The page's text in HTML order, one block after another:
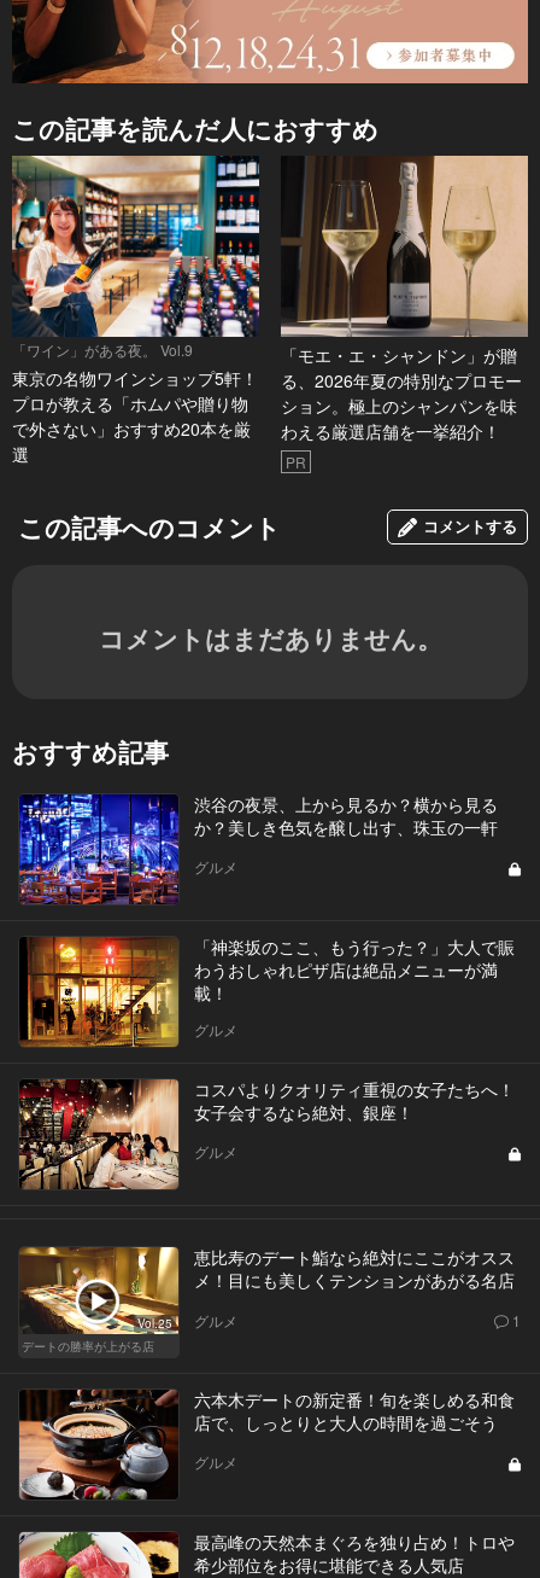
この記事を読んだ人におすすめ
「ワイン」がある夜。 Vol.9
東京の名物ワインショップ5軒！
プロが教える「ホムパや贈り物
で外さない」おすすめ20本を厳
選
「モエ・エ・シャンドン」が贈
る、2026年夏の特別なプロモー
ション。極上のシャンパンを味
わえる厳選店舗を一挙紹介！
PR
この記事へのコメント コメントする
コメントはまだありません。
おすすめ記事
渋谷の夜景、上から見るか？横から見る
か？美しき色気を醸し出す、珠玉の一軒
グルメ
「神楽坂のここ、もう行った？」大人で賑
わうおしゃれピザ店は絶品メニューが満
載！
グルメ
コスパよりクオリティ重視の女子たちへ！
女子会するなら絶対、銀座！
グルメ
Vol.25
デートの勝率が上がる店
恵比寿のデート鮨なら絶対にここがオスス
メ！目にも美しくテンションがあがる名店
グルメ 1
六本木デートの新定番！旬を楽しめる和食
店で、しっとりと大人の時間を過ごそう
グルメ
最高峰の天然本まぐろを独り占め！トロや
希少部位をお得に堪能できる人気店